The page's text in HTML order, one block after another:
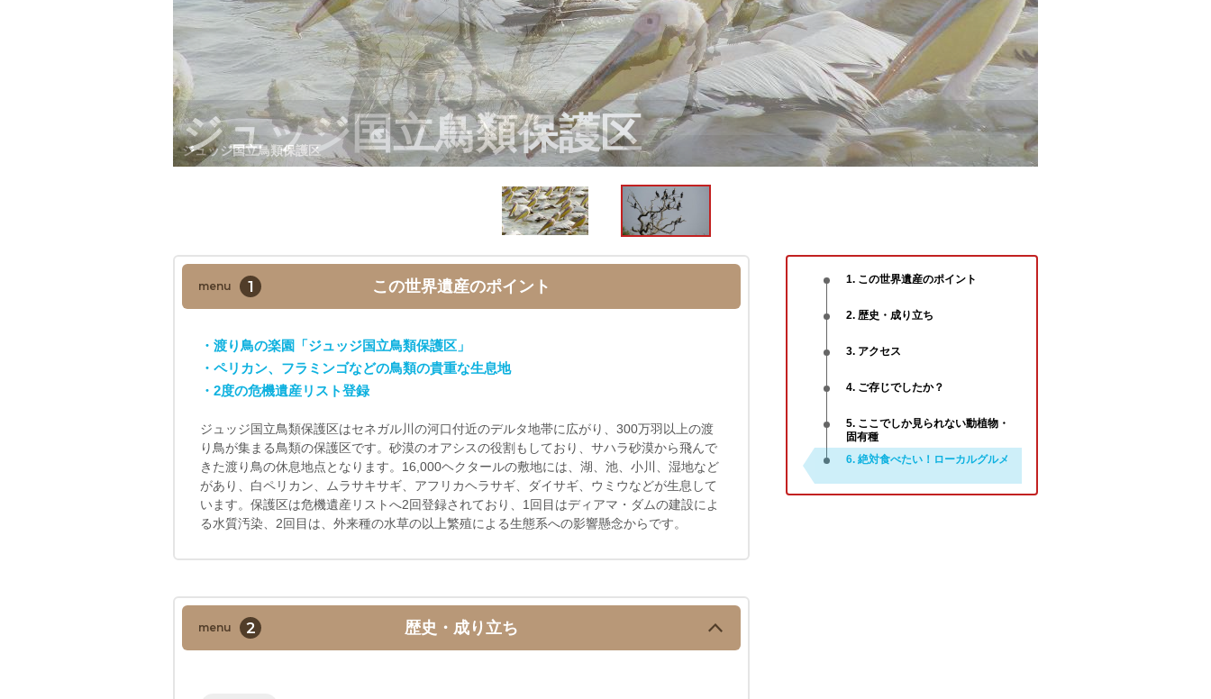
ジュッジ国立鳥類保護区
menu 1 この世界遺産のポイント
・渡り鳥の楽園「ジュッジ国立鳥類保護区」
・ペリカン、フラミンゴなどの鳥類の貴重な生息地
・2度の危機遺産リスト登録
ジュッジ国立鳥類保護区はセネガル川の河口付近のデルタ地帯に広がり、300万羽以上の渡
り鳥が集まる鳥類の保護区です。砂漠のオアシスの役割もしており、サハラ砂漠から飛んで
きた渡り鳥の休息地点となります。16,000ヘクタールの敷地には、湖、池、小川、湿地など
があり、白ペリカン、ムラサキサギ、アフリカヘラサギ、ダイサギ、ウミウなどが生息して
います。保護区は危機遺産リストへ2回登録されており、1回目はディアマ・ダムの建設によ
る水質汚染、2回目は、外来種の水草の以上繁殖による生態系への影響懸念からです。
menu 2 歴史・成り立ち
1. この世界遺産のポイント
2. 歴史・成り立ち
3. アクセス
4. ご存じでしたか？
5. ここでしか見られない動植物・
固有種
6. 絶対食べたい！ローカルグルメ